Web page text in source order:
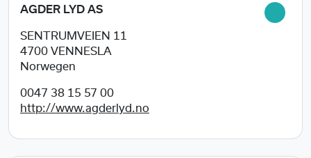
AGDER LYD AS
SENTRUMVEIEN 11
4700 VENNESLA
Norwegen
0047 38 15 57 00
http://www.agderlyd.no